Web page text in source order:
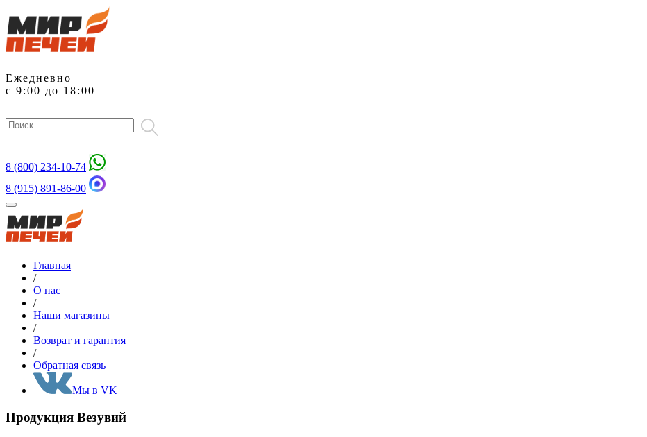
Ежедневно
с 9:00 до 18:00
8 (800) 234-10-74
8 (915) 891-86-00
Главная
/
О нас
/
Наши магазины
/
Возврат и гарантия
/
Обратная связь
Мы в VK
Продукция Везувий